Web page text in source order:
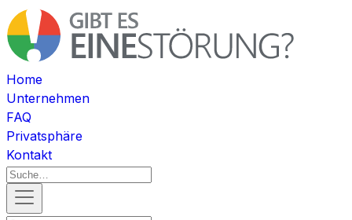
Home
Unternehmen
FAQ
Privatsphäre
Kontakt